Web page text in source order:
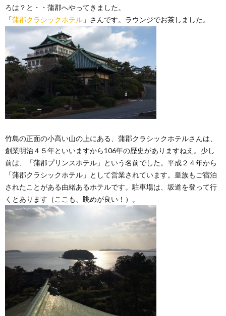
ろは？と・・蒲郡へやってきました。
「蒲郡クラシックホテル 」さんです。ラウンジでお茶しました。
竹島の正面の小高い山の上にある、蒲郡クラシックホテルさんは、
創業明治４５年といいますから106年の歴史がありますねえ。少し
前は、「蒲郡プリンスホテル」という名前でした。平成２４年から
「蒲郡クラシックホテル」として営業されています。皇族もご宿泊
されたことがある由緒あるホテルです。駐車場は、坂道を登って行
くとあります（ここも、眺めが良い！）。